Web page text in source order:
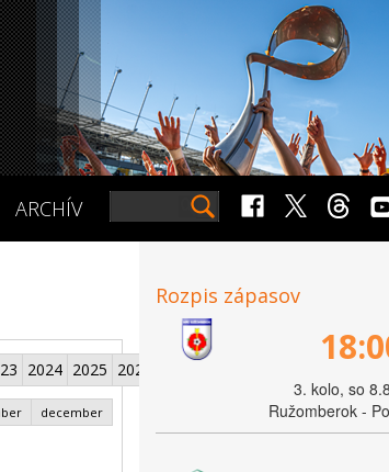
ARCHÍV
2024 2025 2026
december
Rozpis zápasov
3. kolo, so
Ružomberok -